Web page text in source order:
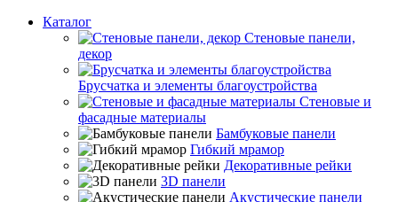
Каталог
Стеновые панели,
декор
Брусчатка и элементы благоустройства
Стеновые и
фасадные материалы
Бамбуковые панели
Гибкий мрамор
Декоративные рейки
3D панели
Акустические панели